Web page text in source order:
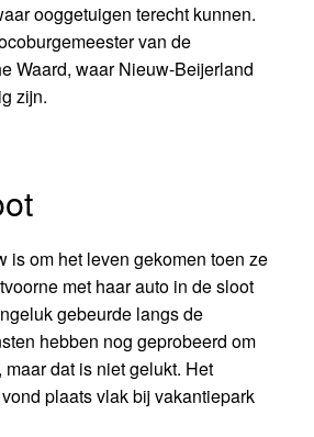
ooggetuigen terecht kunnen.
van de
Waard, waar Nieuw-Beijerland
zijn.
is om het leven gekomen toen ze
met haar auto in de sloot
gebeurde langs de
hebben nog geprobeerd om
dat is niet gelukt. Het
plaats vlak bij vakantiepark